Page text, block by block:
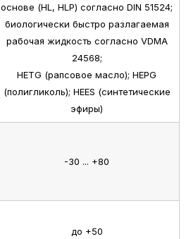
основе (HL, HLP) согласно DIN 51524;
биологически быстро разлагаемая
рабочая жидкость согласно VDMA
24568;
HETG (рапсовое масло); HEPG
(полигликоль); HEES (синтетические
эфиры)
-30 ... +80
до +50